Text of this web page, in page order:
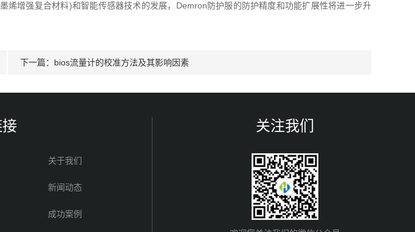
增强复合材料)和智能传感器技术的发展，Demron防护服的防护精度和功能扩展性将进一步升
下一篇： bios流量计的校准方法及其影响因素
关于我们
新闻动态
成功案例
关注我们